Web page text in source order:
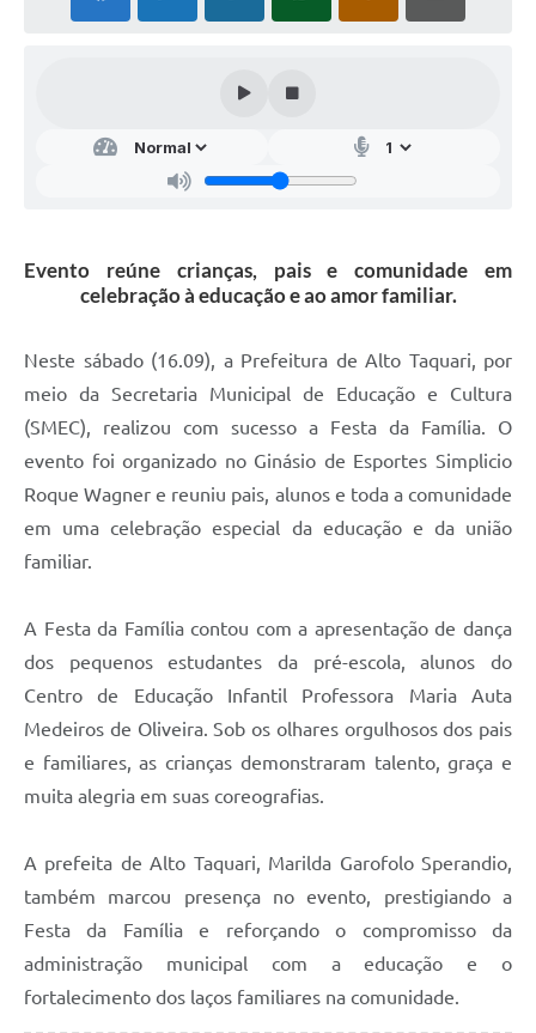
Evento reúne crianças, pais e comunidade em
celebração à educação e ao amor familiar.
Neste sábado (16.09), a Prefeitura de Alto Taquari, por
meio da Secretaria Municipal de Educação e Cultura
(SMEC), realizou com sucesso a Festa da Família. O
evento foi organizado no Ginásio de Esportes Simplicio
Roque Wagner e reuniu pais, alunos e toda a comunidade
em uma celebração especial da educação e da união
familiar.
A Festa da Família contou com a apresentação de dança
dos pequenos estudantes da pré-escola, alunos do
Centro de Educação Infantil Professora Maria Auta
Medeiros de Oliveira. Sob os olhares orgulhosos dos pais
e familiares, as crianças demonstraram talento, graça e
muita alegria em suas coreografias.
A prefeita de Alto Taquari, Marilda Garofolo Sperandio,
também marcou presença no evento, prestigiando a
Festa da Família e reforçando o compromisso da
administração municipal com a educação e o
fortalecimento dos laços familiares na comunidade.